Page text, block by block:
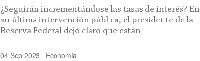
¿Seguirán incrementándose las tasas de interés? En
su última intervención pública, el presidente de la
Reserva Federal dejó claro que están
04 Sep 2023 Economía